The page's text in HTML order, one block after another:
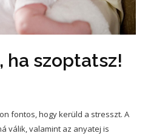
ha szoptatsz!
fontos, hogy kerüld a stresszt. A
válik, valamint az anyatej is